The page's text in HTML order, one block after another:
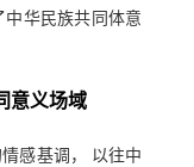
中华民族共同体意
意义场域
感基调， 以往中